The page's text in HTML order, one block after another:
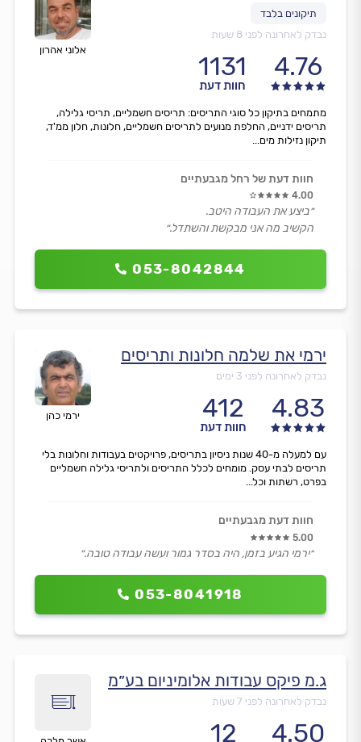
אלוני אהרון
נבדק לאחרונה לפני 8 שעות
4.76
1131
חוות דעת
053-8042844
מתמחים בתיקון כל סוגי התריסים: תריסים חשמליים, תריסי גלילה,
תריסים ידניים, החלפת מנועים לתריסים חשמליים, חלונות, חלון ממ'ד,
תיקון נזילות מים...
חוות דעת של רחל מגבעתיים
4.00
״ביצע את העבודה היטב.
הקשיב מה אני מבקשת והשתדל.״
ירמי כהן
ירמי את שלמה חלונות ותריסים
נבדק לאחרונה לפני 3 ימים
4.83
412
חוות דעת
053-8041918
עם למעלה מ-40 שנות ניסיון בתריסים, פרויקטים בעבודות וחלונות בלי
תריסים לבתי עסק. מומחים לכלל התריסים ולתריסי גלילה חשמליים
בפרט, רשתות וכל...
חוות דעת מגבעתיים
5.00
״ירמי הגיע בזמן, היה בסדר גמור ועשה עבודה טובה.״
ג.מ פיקס עבודות אלומיניום בע״מ
נבדק לאחרונה לפני 7 שעות
4.50
12